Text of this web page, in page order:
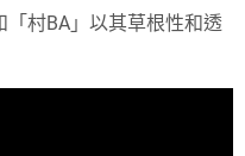
村BA」以其草根性和透